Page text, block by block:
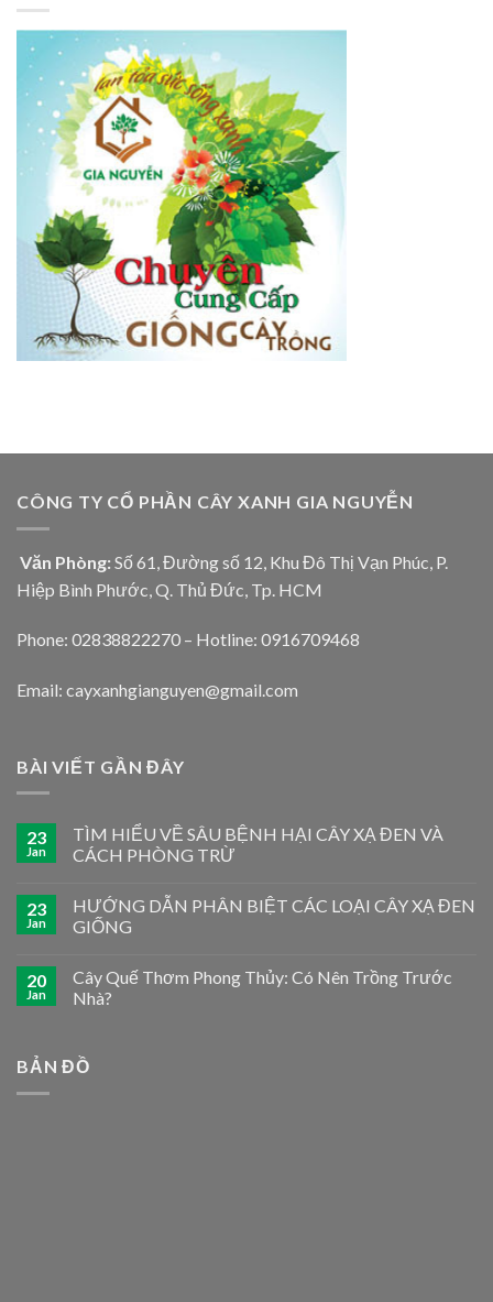
CÔNG TY CỔ PHẦN CÂY XANH GIA NGUYỄN
Văn Phòng: Số 61, Đường số 12, Khu Đô Thị Vạn Phúc, P.
Hiệp Bình Phước, Q. Thủ Đức, Tp. HCM
Phone: 02838822270 – Hotline: 0916709468
Email: cayxanhgianguyen@gmail.com
BÀI VIẾT GẦN ĐÂY
23
Jan
TÌM HIỂU VỀ SÂU BỆNH HẠI CÂY XẠ ĐEN VÀ
CÁCH PHÒNG TRỪ
23
Jan
HƯỚNG DẪN PHÂN BIỆT CÁC LOẠI CÂY XẠ ĐEN
GIỐNG
20
Jan
Cây Quế Thơm Phong Thủy: Có Nên Trồng Trước
Nhà?
BẢN ĐỒ